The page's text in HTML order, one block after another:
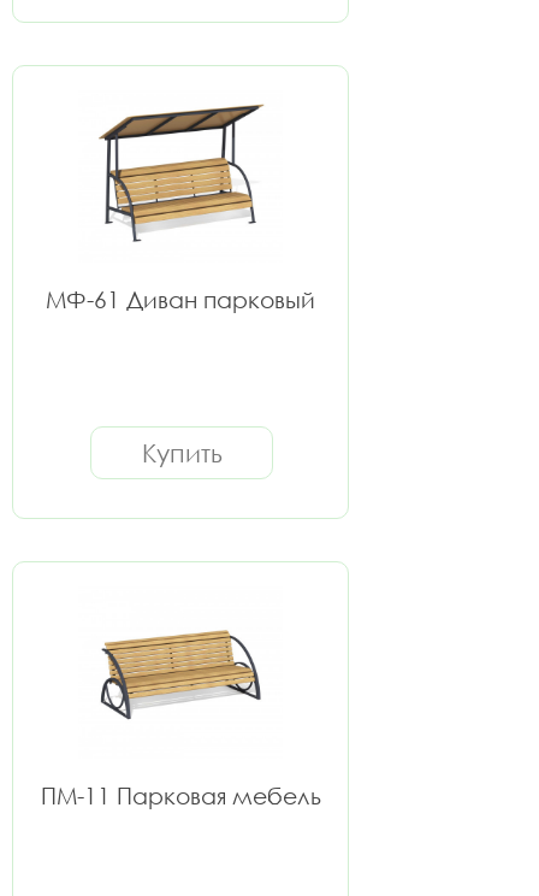
МФ-61 Диван парковый
Купить
ПМ-11 Парковая мебель